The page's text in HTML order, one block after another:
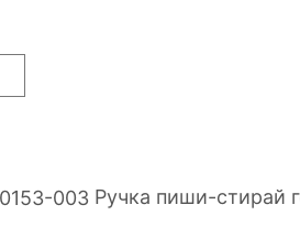
Ручка пиши-стирай